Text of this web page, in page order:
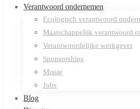
Verantwoord ondernemen
Ecologisch verantwoord
Maatschappelijk verantwoord
Verantwoordelijke werkgever
Sponsorships
Missie
Jobs
Blog